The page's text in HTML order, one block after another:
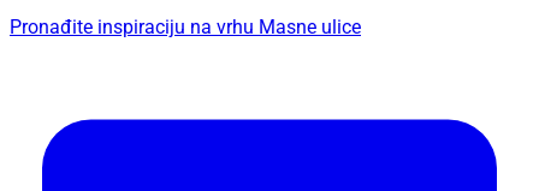
Pronađite inspiraciju na vrhu Masne ulice